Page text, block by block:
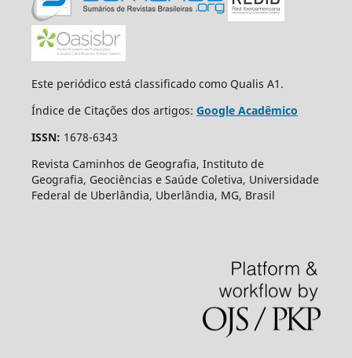
Este periódico está classificado como Qualis A1.
Índice de Citações dos artigos: Google Acadêmico
ISSN: 1678-6343
Revista Caminhos de Geografia, Instituto de
Geografia, Geociências e Saúde Coletiva, Universidade
Federal de Uberlândia, Uberlândia, MG, Brasil